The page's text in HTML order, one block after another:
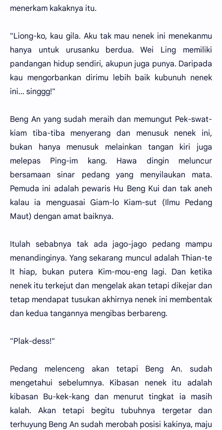
menerkam kakaknya itu.
"Liong-ko, kau gila. Aku tak mau nenek ini menekanmu
hanya untuk urusanku berdua. Wei Ling memiliki
pandangan hidup sendiri, akupun juga punya. Daripada
kau mengorbankan dirimu lebih baik kubunuh nenek
ini... singgg!"
Beng An yang sudah meraih dan memungut Pek-swat-
kiam tiba-tiba menyerang dan menusuk nenek ini,
bukan hanya menusuk melainkan tangan kiri juga
melepas Ping-im kang. Hawa dingin meluncur
bersamaan sinar pedang yang menyilaukan mata.
Pemuda ini adalah pewaris Hu Beng Kui dan tak aneh
kalau ia menguasai Giam-lo Kiam-sut (Ilmu Pedang
Maut) dengan amat baiknya.
Itulah sebabnya tak ada jago-jago pedang mampu
menandinginya. Yang sekarang muncul adalah Thian-te
It hiap, bukan putera Kim-mou-eng lagi. Dan ketika
nenek itu terkejut dan mengelak akan tetapi dikejar dan
tetap mendapat tusukan akhirnya nenek ini membentak
dan kedua tangannya mengibas berbareng.
"Plak-dess!"
Pedang melenceng akan tetapi Beng An. sudah
mengetahui sebelumnya. Kibasan nenek itu adalah
kibasan Bu-kek-kang dan menurut tingkat ia masih
kalah. Akan tetapi begitu tubuhnya tergetar dan
terhuyung Beng An sudah merobah posisi kakinya, maju